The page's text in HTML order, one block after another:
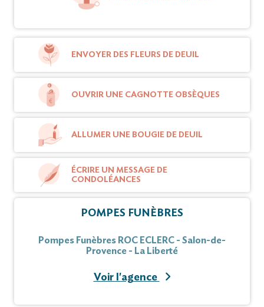
ENVOYER DES FLEURS DE DEUIL
OUVRIR UNE CAGNOTTE OBSÈQUES
ALLUMER UNE BOUGIE DE DEUIL
ÉCRIRE UN MESSAGE DE
CONDOLÉANCES
POMPES FUNÈBRES
Pompes Funèbres ROC ECLERC - Salon-de-
Provence - La Liberté
Voir l'agence